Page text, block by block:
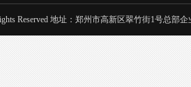
Reserved 地址：郑州市高新区翠竹街1号